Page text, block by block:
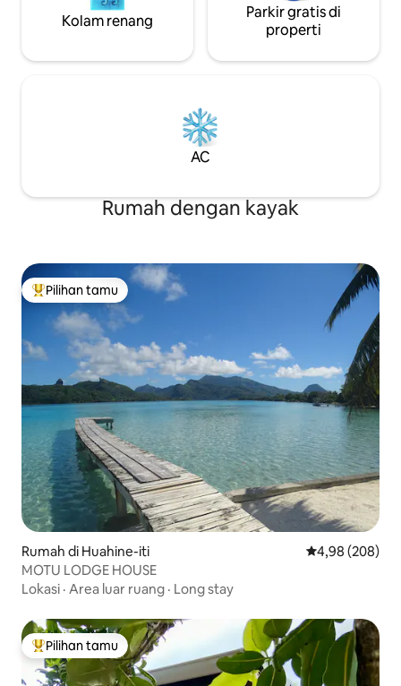
Kolam renang
Parkir gratis di
properti
AC
Rumah dengan kayak
Pilihan tamu terpopuler
Pilihan tamu
Rumah di Huahine-iti Nilai rata-rata
4,98 (208)
MOTU LODGE HOUSE
Lokasi · Area luar ruang · Long stay
Pilihan tamu terpopuler
Pilihan tamu